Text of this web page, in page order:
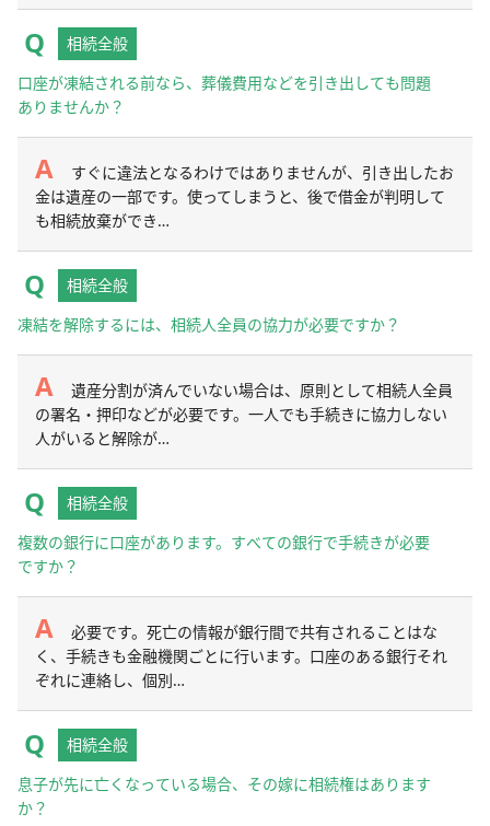
相続全般
口座が凍結される前なら、葬儀費用などを引き出しても問題
ありませんか？
すぐに違法となるわけではありませんが、引き出したお
金は遺産の一部です。使ってしまうと、後で借金が判明して
も相続放棄ができ…
相続全般
凍結を解除するには、相続人全員の協力が必要ですか？
遺産分割が済んでいない場合は、原則として相続人全員
の署名・押印などが必要です。一人でも手続きに協力しない
人がいると解除が…
相続全般
複数の銀行に口座があります。すべての銀行で手続きが必要
ですか？
必要です。死亡の情報が銀行間で共有されることはな
く、手続きも金融機関ごとに行います。口座のある銀行それ
ぞれに連絡し、個別…
相続全般
息子が先に亡くなっている場合、その嫁に相続権はあります
か？